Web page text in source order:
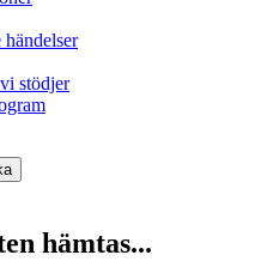
stödjer
hämtas...